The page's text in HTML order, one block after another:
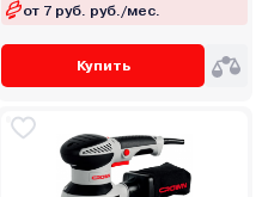
от 7 руб. руб./мес.
Купить